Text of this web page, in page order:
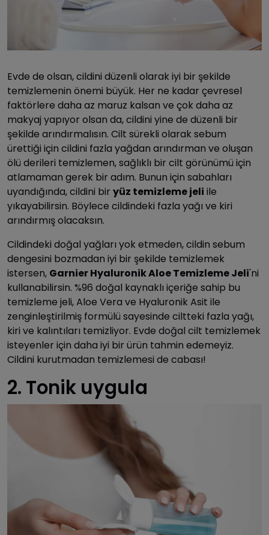
Evde de olsan, cildini düzenli olarak iyi bir şekilde
temizlemenin önemi büyük. Her ne kadar çevresel
faktörlere daha az maruz kalsan ve çok daha az
makyaj yapıyor olsan da, cildini yine de düzenli bir
şekilde arındırmalısın. Cilt sürekli olarak sebum
ürettiği için cildini fazla yağdan arındırman ve oluşan
ölü derileri temizlemen, sağlıklı bir cilt görünümü için
atlamaman gerek bir adım. Bunun için sabahları
uyandığında, cildini bir yüz temizleme jeli ile
yıkayabilirsin. Böylece cildindeki fazla yağı ve kiri
arındırmış olacaksın.
Cildindeki doğal yağları yok etmeden, cildin sebum
dengesini bozmadan iyi bir şekilde temizlemek
istersen, Garnier Hyaluronik Aloe Temizleme Jeli'ni
kullanabilirsin. %96 doğal kaynaklı içeriğe sahip bu
temizleme jeli, Aloe Vera ve Hyaluronik Asit ile
zenginleştirilmiş formülü sayesinde ciltteki fazla yağı,
kiri ve kalıntıları temizliyor. Evde doğal cilt temizlemek
isteyenler için daha iyi bir ürün tahmin edemeyiz.
Cildini kurutmadan temizlemesi de cabası!
2. Tonik uygula